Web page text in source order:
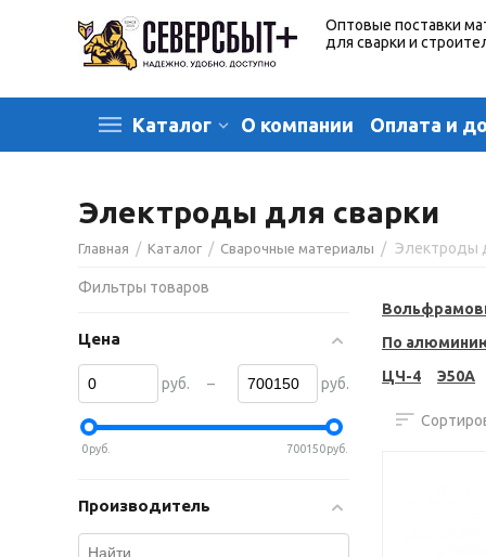
Оптовые поставки
для сварки и
Каталог О компании Оплата и
Электроды для сварки
Главная / Каталог / Сварочные материалы / Электроды
По
ЦЧ-4
Э50А
Фильтры товаров
Цена
руб. – руб.
0руб. 700150руб.
Производитель